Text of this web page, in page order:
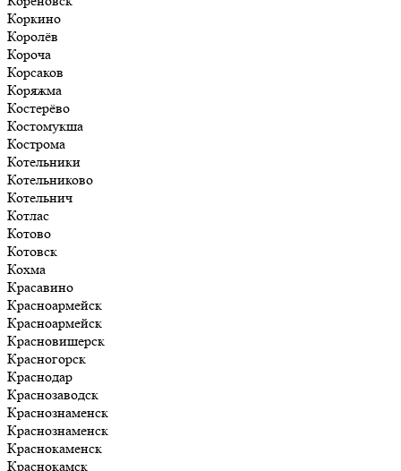
Коркино
Королёв
Короча
Корсаков
Коряжма
Костерёво
Костомукша
Кострома
Котельники
Котельниково
Котельнич
Котлас
Котово
Котовск
Кохма
Красавино
Красноармейск
Красноармейск
Красновишерск
Красногорск
Краснодар
Краснозаводск
Краснознаменск
Краснознаменск
Краснокаменск
Краснокамск